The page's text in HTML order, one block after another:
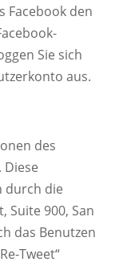
Facebook den
Sie sich
aus.
des
durch die
Suite 900, San
das Benutzen
Tweet“